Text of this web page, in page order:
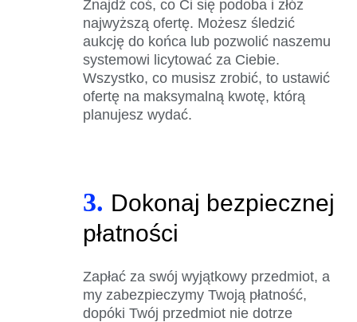
Znajdź coś, co Ci się podoba i złóż
najwyższą ofertę. Możesz śledzić
aukcję do końca lub pozwolić naszemu
systemowi licytować za Ciebie.
Wszystko, co musisz zrobić, to ustawić
ofertę na maksymalną kwotę, którą
planujesz wydać.
3. Dokonaj bezpiecznej
płatności
Zapłać za swój wyjątkowy przedmiot, a
my zabezpieczymy Twoją płatność,
dopóki Twój przedmiot nie dotrze